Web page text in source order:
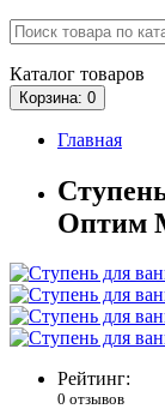
Каталог товаров
Корзина: 0
Главная
Оптим
Рейтинг:
0 отзывов